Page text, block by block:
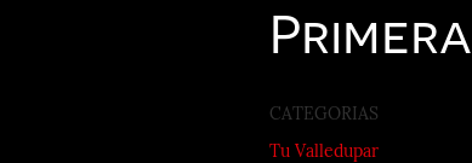
Primera
CATEGORIAS
Tu Valledupar